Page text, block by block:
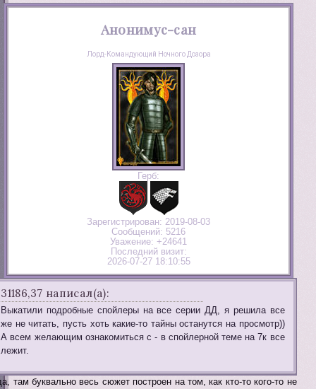
Анонимус-сан
Лорд-Командующий Ночного Дозора
Герб:
Зарегистрирован: 2019-08-03
Сообщений: 5216
Уважение: +24641
Последний визит:
2026-07-27 18:10:55
31186,37 написал(а):
Выкатили подробные спойлеры на все серии ДД, я решила все
же не читать, пусть хоть какие-то тайны останутся на просмотр))
А всем желающим ознакомиться с - в спойлерной теме на 7к все
лежит.
там буквально весь сюжет построен на том, как кто-то кого-то не